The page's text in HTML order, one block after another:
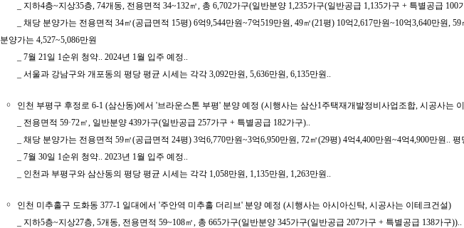
_ 지하4층~지상35층, 74개동, 전용면적 34~132㎡, 총 6,702가구(일반분양 1,235가구(일반공급 1,135가구 + 특별공급
_ 채당 분양가는 전용면적 34㎡(공급면적 15평) 6억9,544만원~7억519만원, 49㎡(21평) 10억2,617만원~10억3,640만원,
분양가는 4,527~5,086만원
_ 7월 21일 1순위 청약.. 2024년 1월 입주 예정..
_ 서울과 강남구와 개포동의 평당 평균 시세는 각각 3,092만원, 5,636만원, 6,135만원..
￮
인천 부평구 후정로 6-1 (삼산동)에서 '브라운스톤 부평' 분양 예정 (시행사는 삼산1주택재개발정비사업조합, 시공사는
_ 전용면적 59·72㎡, 일반분양 439가구(일반공급 257가구 + 특별공급 182가구)..
_ 채당 분양가는 전용면적 59㎡(공급면적 24평) 3억6,770만원~3억6,950만원, 72㎡(29평) 4억4,400만원~4억4,900만원..
_ 7월 30일 1순위 청약.. 2023년 1월 입주 예정..
_ 인천과 부평구와 삼산동의 평당 평균 시세는 각각 1,058만원, 1,135만원, 1,263만원..
￮
인천 미추홀구 도화동 377-1 일대에서 '주안역 미추홀 더리브' 분양 예정 (시행사는 아시아신탁, 시공사는 이테크건설)
_ 지하5층~지상27층, 5개동, 전용면적 59~108㎡, 총 665가구(일반분양 345가구(일반공급 207가구 + 특별공급 138가구))..